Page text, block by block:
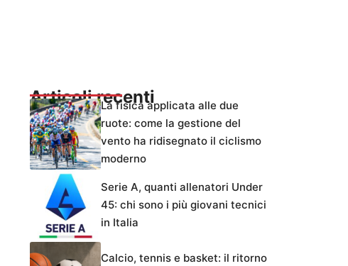
Articoli recentiLa fisica applicata alle due
ruote: come la gestione del
vento ha ridisegnato il ciclismo
moderno
Serie A, quanti allenatori Under
45: chi sono i più giovani tecnici
in Italia
Calcio, tennis e basket: il ritorno